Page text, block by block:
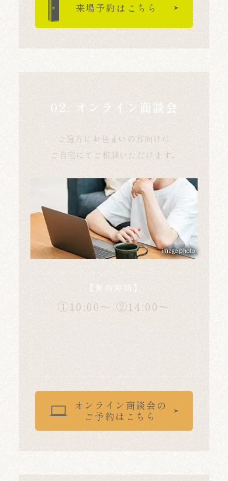
来場予約はこちら
02. オンライン商談会
ご遠方にお住まいの方向けに
ご自宅にてご相談いただけます。
image photo
【開始時間】
①10:00〜 ②14:00〜
オンライン商談会の
ご予約はこちら